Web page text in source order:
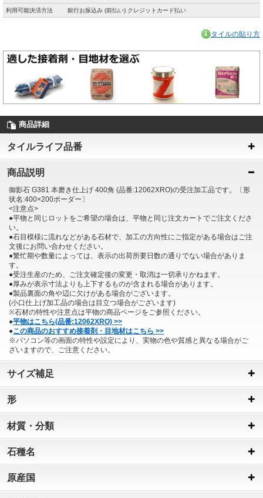
利用可能決済方法 銀行お振込み (前払い) クレジットカード払い
タイルの貼り方
商品詳細
タイルライフ品番
商品説明
御影石 G381 本磨き仕上げ 400角 (品番:12062XRO)の受注加工品です。〔形
状名:400×200ボーダー〕
<注意点>
●平物と同じロットをご希望の場合は、平物と同じ注文カートでご注文くださ
い。
●石目模様に流れなどがある石材で、加工の方向性にご指定がある場合はご注
文後にお問い合わせください。
●繁忙期や数量によっては、表示の出荷所要日数の通りでない場合がありま
す。
●受注生産のため、ご注文確定後の変更・取消は一切承りかねます。
●厚みが表示寸法よりも上下するものが含まれる場合があります。
●製品裏面の角や辺に欠けがある場合がございます。
(小口仕上げ加工品の場合は目立つ場合がございます)
※石材の特性や注意点は平物の商品ページをご参照ください。
●平物はこちら(品番:12062XRO) >>
●この商品のおすすめ接着剤・目地材はこちら >>
※パソコン等の画面の特性や設定により、実物の色や質感と異なる場合がご
ざいますので、ご注意ください。
サイズ補足
形
材質・分類
石種名
原産国